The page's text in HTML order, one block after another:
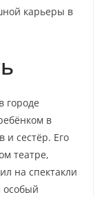
карьеры в
городе
в
и сестёр. Его
театре,
на спектакли
особый